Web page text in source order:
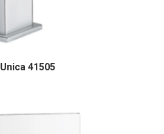
Unica 41505